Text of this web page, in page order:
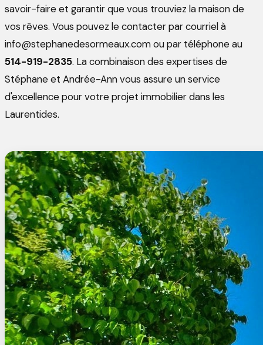
savoir-faire et garantir que vous trouviez la maison de
vos rêves. Vous pouvez le contacter par courriel à
info@stephanedesormeaux.com ou par téléphone au
514-919-2835. La combinaison des expertises de
Stéphane et Andrée-Ann vous assure un service
d'excellence pour votre projet immobilier dans les
Laurentides.